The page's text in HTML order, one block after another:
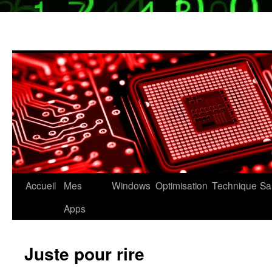
Aller
Accueil
Mes
Apps
Windows Optimisation Technique
Juste pour rire